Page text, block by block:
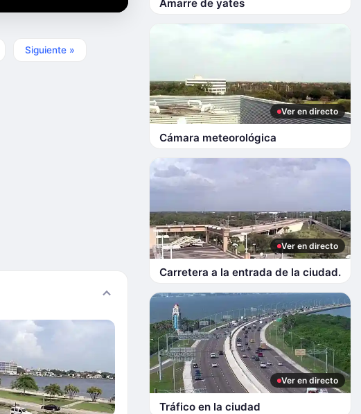
Siguiente »
Amarre de yates
Ver en directo
Cámara meteorológica
Ver en directo
Carretera a la entrada de la ciudad.
Ver en directo
Tráfico en la ciudad